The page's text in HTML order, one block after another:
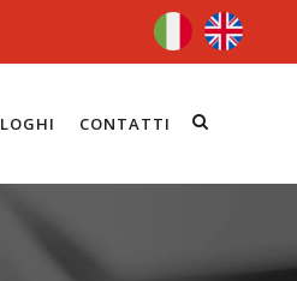
CONTATTI